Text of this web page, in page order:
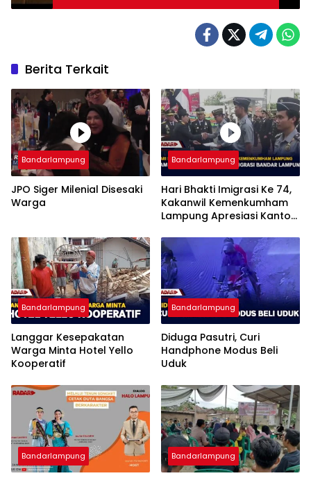
Berita Terkait
Bandarlampung
JPO Siger Milenial Disesaki
Warga
Bandarlampung
Hari Bhakti Imigrasi Ke 74,
Kakanwil Kemenkumham
Lampung Apresiasi Kantor
Bandarlampung
Langgar Kesepakatan
Warga Minta Hotel Yello
Kooperatif
Bandarlampung
Diduga Pasutri, Curi
Handphone Modus Beli
Uduk
Bandarlampung Bandarlampung